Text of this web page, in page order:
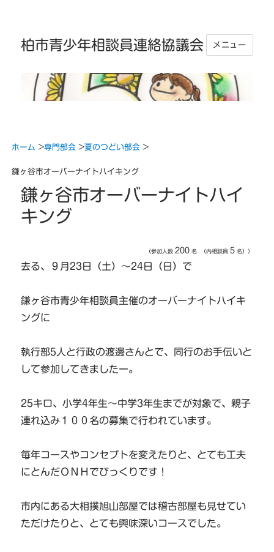
柏市青少年相談員連絡協議会 メニュー
ホーム >専門部会 >夏のつどい部会 >
鎌ヶ谷市オーバーナイトハイキング
鎌ヶ谷市オーバーナイトハイ
キング
（参加人数 200名 （内相談員 5名） ）
去る、９月23日（土）～24日（日）で
鎌ヶ谷市青少年相談員主催のオーバーナイトハイキ
ングに
執行部5人と行政の渡邊さんとで、同行のお手伝いと
して参加してきましたー。
25キロ、小学4年生～中学3年生までが対象で、親子
連れ込み１００名の募集で行われています。
毎年コースやコンセプトを変えたりと、とても工夫
にとんだＯＮＨでびっくりです！
市内にある大相撲旭山部屋では稽古部屋も見せてい
ただけたりと、とても興味深いコースでした。